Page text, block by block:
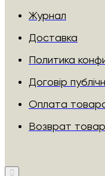
Журнал
Доставка
Политика
Договір
Оплата
Возврат